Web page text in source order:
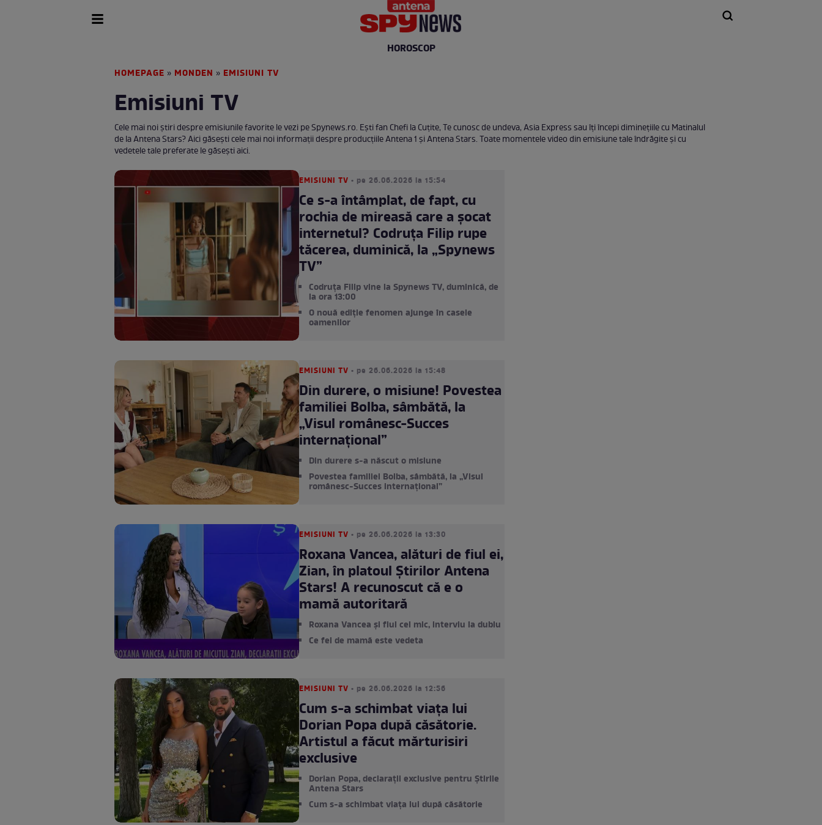
HOROSCOP
HOMEPAGE » MONDEN » EMISIUNI TV
Emisiuni TV
Cele mai noi ştiri despre emisiunile favorite le vezi pe Spynews.ro. Eşti fan Chefi la Cuţite, Te cunosc de undeva, Asia Express sau îţi începi dimineţiile cu Matinalul
de la Antena Stars? Aici găseşti cele mai noi informaţii despre producţiile Antena 1 şi Antena Stars. Toate momentele video din emisiune tale îndrăgite şi cu
vedetele tale preferate le găseşti aici.
EMISIUNI TV • pe 26.06.2026 la 15:54
Ce s-a întâmplat, de fapt, cu
rochia de mireasă care a șocat
internetul? Codruța Filip rupe
tăcerea, duminică, la „Spynews
TV”
Codruța Filip vine la Spynews TV, duminică, de
la ora 13:00
O nouă ediție fenomen ajunge în casele
oamenilor
EMISIUNI TV • pe 26.06.2026 la 15:48
Din durere, o misiune! Povestea
familiei Bolba, sâmbătă, la
„Visul românesc-Succes
internațional”
Din durere s-a născut o misiune
Povestea familiei Bolba, sâmbătă, la „Visul
românesc-Succes internațional”
EMISIUNI TV • pe 26.06.2026 la 13:30
Roxana Vancea, alături de fiul ei,
Zian, în platoul Știrilor Antena
Stars! A recunoscut că e o
mamă autoritară
Roxana Vancea și fiul cel mic, interviu la dublu
Ce fel de mamă este vedeta
EMISIUNI TV • pe 26.06.2026 la 12:56
Cum s-a schimbat viața lui
Dorian Popa după căsătorie.
Artistul a făcut mărturisiri
exclusive
Dorian Popa, declarații exclusive pentru Știrile
Antena Stars
Cum s-a schimbat viața lui după căsătorie